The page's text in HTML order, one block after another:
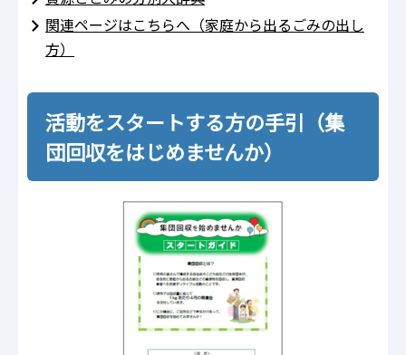
関連ページはこちらへ（家庭から出るごみの出し
方）
活動をスタートする方の手引（集
団回収をはじめませんか）